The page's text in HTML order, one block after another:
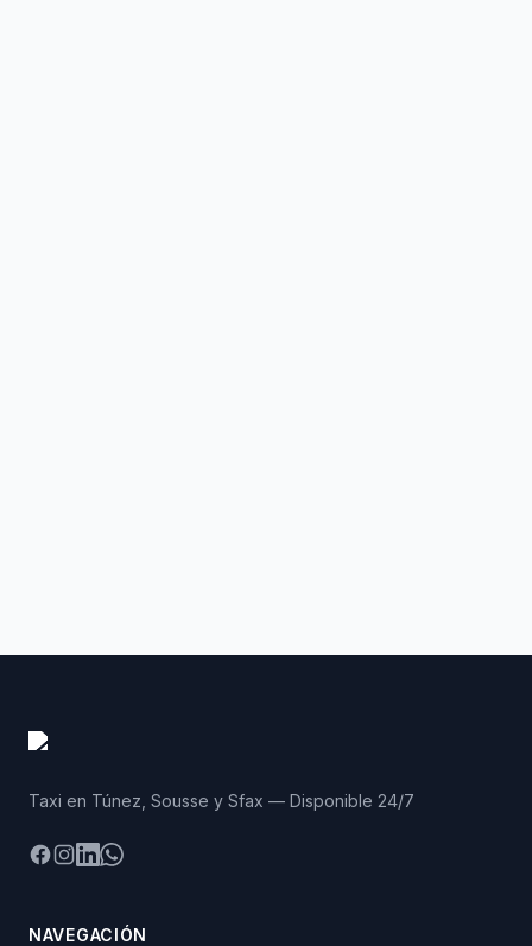
Taxi en Túnez, Sousse y Sfax — Disponible 24/7
Facebook
Instagram
LinkedIn
WhatsApp
NAVEGACIÓN